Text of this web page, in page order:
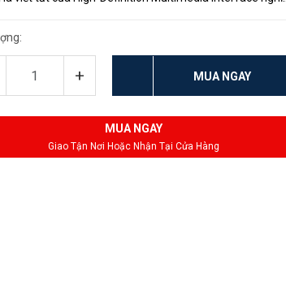
+ MUA NGAY
MUA NGAY
Giao Tận Nơi Hoặc Nhận Tại Cửa Hàng